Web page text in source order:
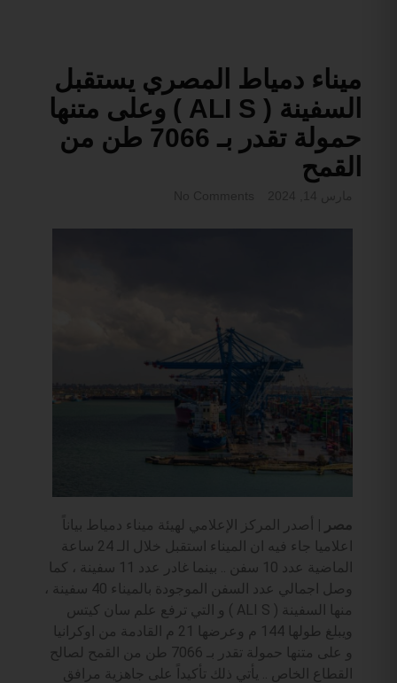
ميناء دمياط المصري يستقبل
السفينة ( ALI S ) وعلى متنها
حمولة تقدر بـ 7066 طن من
القمح
مصر |
أصدر المركز الإعلامي لهيئة ميناء دمياط بياناً
اعلاميا جاء فيه ان الميناء استقبل خلال الـ 24 ساعة
الماضية عدد 10 سفن .. بينما غادر عدد 11 سفينة ، كما
وصل اجمالي عدد السفن الموجودة بالميناء 40 سفينة ،
منها السفينة ( ALI S ) و التي ترفع علم سان كيتس
ويبلغ طولها 144 م وعرضها 21 م القادمة من اوكرانيا
و على متنها حمولة تقدر بـ 7066 طن من القمح لصالح
القطاع الخاص .. يأتي ذلك تأكيداً على جاهزية مرافق